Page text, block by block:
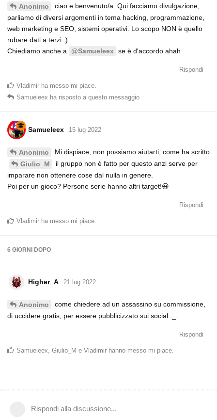
Anonimo
ciao e benvenuto/a. Qui facciamo divulgazione,
parliamo di diversi argomenti in tema hacking, programmazione,
web marketing e SEO, sistemi operativi. Lo scopo NON è quello
rubare dati a terzi :)
Chiediamo anche a
@Samueleex se è d'accordo ahah
Rispondi
Vladimir ha messo mi piace.
Samueleex ha risposto a questo messaggio
Samueleex 15 lug 2022
Anonimo
Mi dispiace, non possiamo aiutarti, come ha scritto
Giulio_M
il gruppo non è fatto per questo anzi serve per
imparare non ottenere cose dal nulla in genere.
Poi per un gioco? Persone serie hanno altri target!😃
Rispondi
Vladimir ha messo mi piace
6 GIORNI DOPO
Higher_A 21 lug 2022
Anonimo
come chiedere ad un assassino su commissione,
di uccidere gratis, per essere pubblicizzato sui social ._.
Rispondi
Samueleex Giulio_M e Vladimir hanno messo mi piace
Rispondi alla discussione...